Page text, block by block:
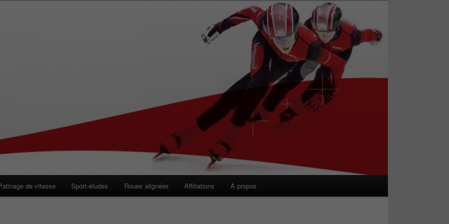
Vitesse de Longueuil
de vitesse Sport-études Roues alignées Affiliations À propos